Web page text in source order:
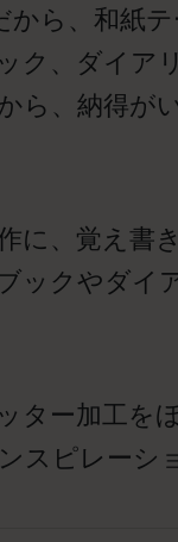
ら、和紙
ク、ダイア
ら、納得が
に、覚え書
ックやダイ
ター加工を
スピレーシ